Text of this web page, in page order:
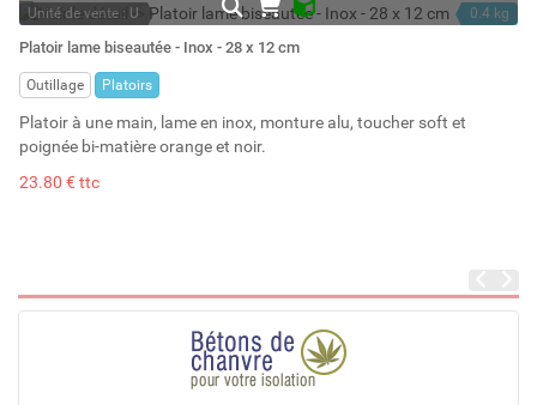
Unité de vente : U
En stock
Stock : 12
0.4 kg
Platoir lame biseautée - Inox - 28 x 12 cm
Outillage Platoirs
Platoir à une main, lame en inox, monture alu, toucher soft et
poignée bi-matière orange et noir.
23.80 € ttc